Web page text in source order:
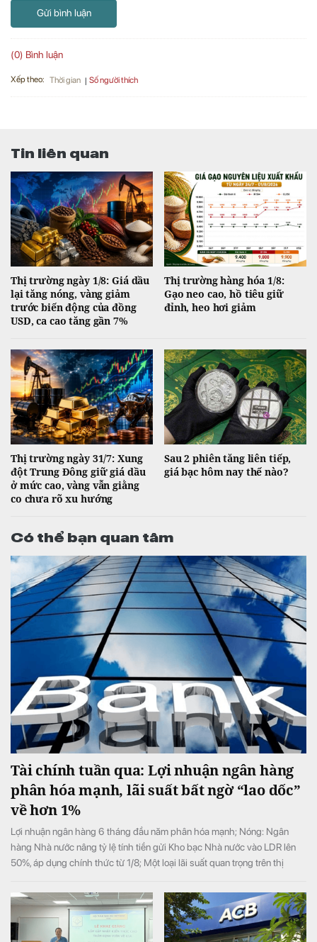
Gửi bình luận
(0) Bình luận
Xếp theo: Thời gian Số người thích
Tin liên quan
Thị trường ngày 1/8: Giá dầu
lại tăng nóng, vàng giảm
trước biến động của đồng
USD, ca cao tăng gần 7%
Thị trường hàng hóa 1/8:
Gạo neo cao, hồ tiêu giữ
đỉnh, heo hơi giảm
Thị trường ngày 31/7: Xung
đột Trung Đông giữ giá dầu
ở mức cao, vàng vẫn giằng
co chưa rõ xu hướng
Sau 2 phiên tăng liên tiếp,
giá bạc hôm nay thế nào?
Có thể bạn quan tâm
Tài chính tuần qua: Lợi nhuận ngân hàng
phân hóa mạnh, lãi suất bất ngờ “lao dốc”
về hơn 1%
Lợi nhuận ngân hàng 6 tháng đầu năm phân hóa mạnh; Nóng: Ngân
hàng Nhà nước nâng tỷ lệ tính tiền gửi Kho bạc Nhà nước vào LDR lên
50%, áp dụng chính thức từ 1/8; Một loại lãi suất quan trọng trên thị